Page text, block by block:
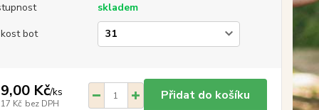
skladem
bot
Kč/ks
Kč bez DPH
Přidat do košíku